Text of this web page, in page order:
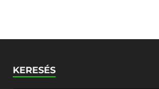
KERESÉS